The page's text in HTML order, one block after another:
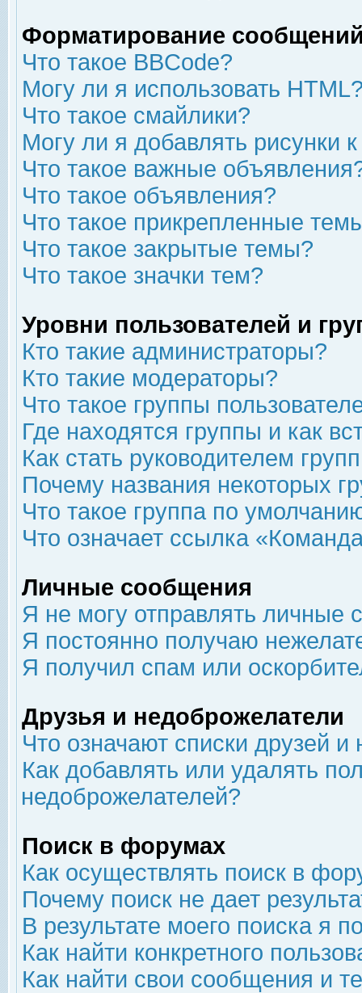
Форматирование
Что такое BBCode?
Могу ли я использовать
Что такое смайлики?
Могу ли я добавлять рисунки
Что такое важные
Что такое объявления?
Что такое прикрепленные
Что такое закрытые темы?
Что такое значки тем?
Уровни пользователей и
Кто такие администраторы?
Кто такие модераторы?
Что такое группы
Где находятся группы и как
Как стать руководителем
Почему названия некоторых
Что такое группа по
Что означает ссылка
Личные сообщения
Я не могу отправлять личные
Я постоянно получаю
Я получил спам или
Друзья и недоброжелатели
Что означают списки друзей
Как добавлять или удалять
недоброжелателей?
Поиск в форумах
Как осуществлять поиск в
Почему поиск не дает
В результате моего поиска я
Как найти конкретного
Как найти свои сообщения и